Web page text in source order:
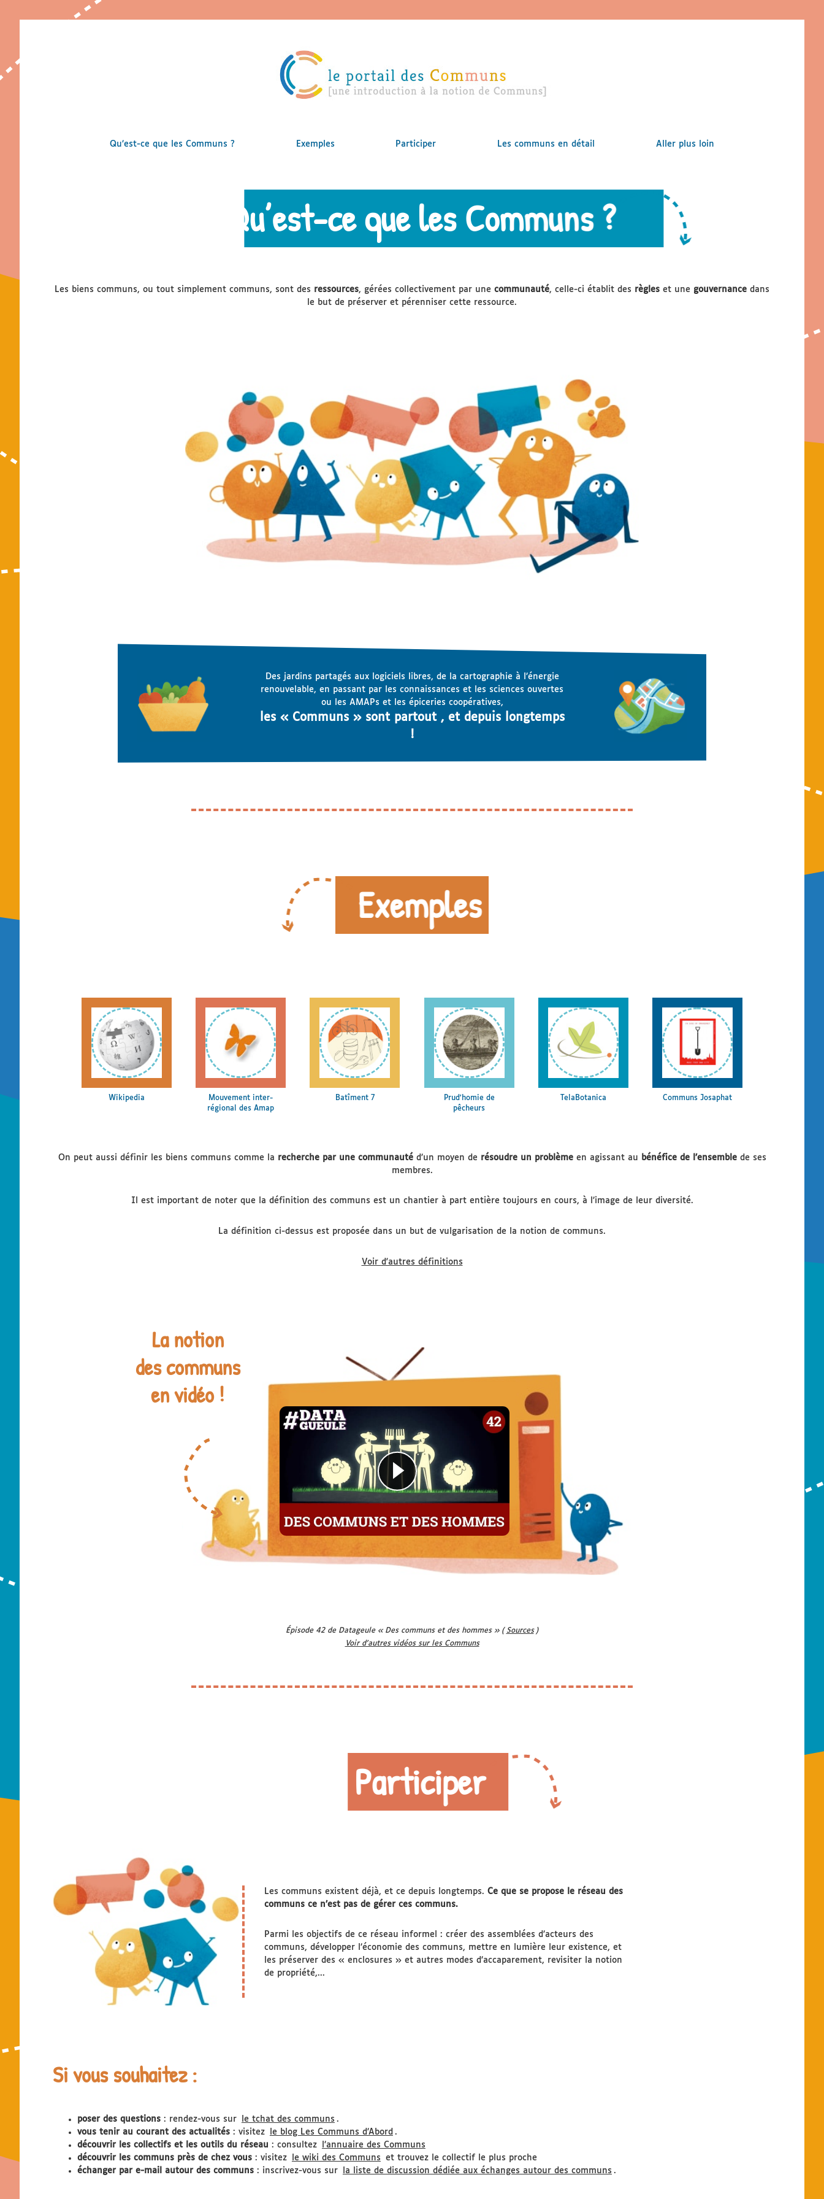
Qu’est-ce que les Communs ? Exemples Participer Les communs en détail Aller plus loin
Qu’est-ce que les Communs ?
Les biens communs, ou tout simplement communs, sont des ressources, gérées collectivement par une communauté, celle-ci établit des règles et une gouvernance dans
le but de préserver et pérenniser cette ressource.
Des jardins partagés aux logiciels libres, de la cartographie à l’énergie
renouvelable, en passant par les connaissances et les sciences ouvertes
ou les AMAPs et les épiceries coopératives,
les « Communs » sont partout , et depuis longtemps
!
Exemples
Wikipedia
Mouvement inter-
régional desAmap
Batîment 7
Prud'homie de
pêcheurs
TelaBotanica Communs Josaphat
On peut aussi définir les biens communs comme la recherche par une communautéd’un moyen de résoudre un problèmeen agissant au bénéfice de l’ensemblede ses
membres.
Il est important de noter que la définition des communs est un chantier à part entière toujours en cours, à l’image de leur diversité.
La définition ci-dessus est proposée dans un but de vulgarisation de la notion de communs.
Voir d'autres définitions
La notion
des communs
en vidéo !
▶
Épisode 42 de Datageule « Des communs et des hommes » ( Sources )
Voir d'autres vidéos sur les Communs
Participer
Les communs existent déjà, et ce depuis longtemps. Ce que se propose le réseau des
communs ce n’est pas de gérer ces communs.
Parmi les objectifs de ce réseau informel : créer des assemblées d’acteurs des
communs, développer l’économie des communs, mettre en lumière leur existence, et
les préserver des « enclosures » et autres modes d’accaparement, revisiter la notion
de propriété,...
Si vous souhaitez :
poser des questions: rendez-vous sur le tchat des communs .
vous tenir au courant des actualités: visitez le blog Les Communs d’Abord .
découvrir les collectifs et les outils du réseau : consultez
l’annuaire des Communs
découvrir les communs près de chez vous: visitez le wiki des Communs
et trouvez le collectif le plus proche
échanger par e-mail autour des communs: inscrivez-vous sur la liste de discussion dédiée aux échanges autour des communs .